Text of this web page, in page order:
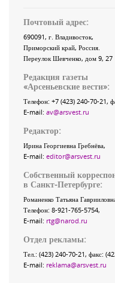
Почтовый адрес:
690091, г. Владивосток,
Приморский край, Россия
Переулок Шевченко, дом 9, 27
Редакция газеты
«Арсеньевские вести»:
Телефон: +7 (423) 240-70-21,
E-mail: av@arsvest.ru
Редактор:
Ирина Георгиевна Гребнёва,
E-mail: editor@arsvest.ru
Собственный
в Санкт-Петербурге:
Романенко Татьяна
Телефон: 8-921-765-5754,
E-mail: rtg@narod.ru
Отдел рекламы:
Тел.: (423) 240-70-21, факс:
E-mail: reklama@arsvest.ru